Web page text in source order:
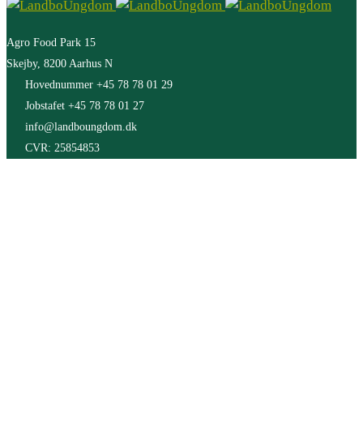
Agro Food Park 15
Skejby, 8200 Aarhus N
Hovednummer +45 78 78 01 29
Jobstafet +45 78 78 01 27
info@landboungdom.dk
CVR: 25854853